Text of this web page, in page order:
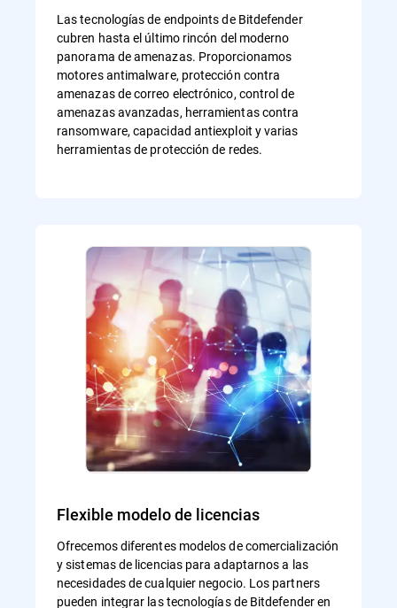
Las tecnologías de endpoints de Bitdefender
cubren hasta el último rincón del moderno
panorama de amenazas. Proporcionamos
motores antimalware, protección contra
amenazas de correo electrónico, control de
amenazas avanzadas, herramientas contra
ransomware, capacidad antiexploit y varias
herramientas de protección de redes.
Flexible modelo de licencias
Ofrecemos diferentes modelos de comercialización
y sistemas de licencias para adaptarnos a las
necesidades de cualquier negocio. Los partners
pueden integrar las tecnologías de Bitdefender en